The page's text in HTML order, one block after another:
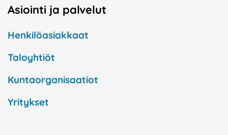
Asiointi ja palvelut
Henkilöasiakkaat
Taloyhtiöt
Kuntaorganisaatiot
Yritykset